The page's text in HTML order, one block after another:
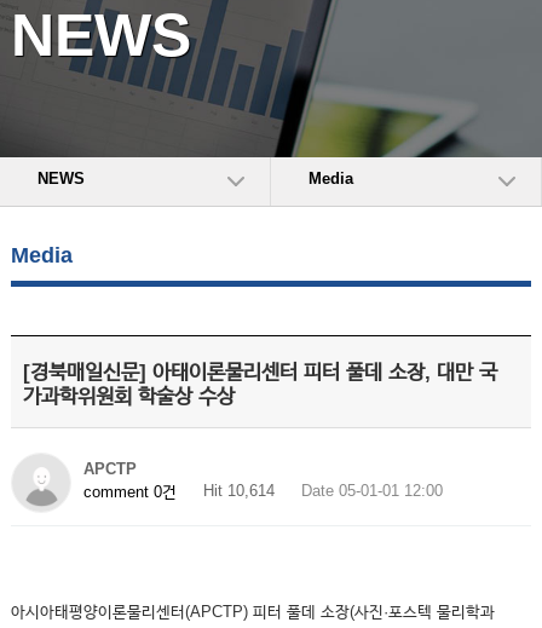
NEWS
NEWS Media
Media
[경북매일신문] 아태이론물리센터 피터 풀데 소장, 대만 국
가과학위원회 학술상 수상
APCTP
comment 0건
Hit 10,614 Date 05-01-01 12:00
아시아태평양이론물리센터(APCTP) 피터 풀데 소장(사진·포스텍 물리학과